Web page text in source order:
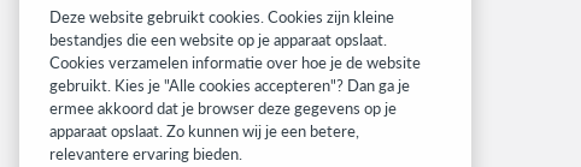
Related sites
OCLC.org
BibFormats
Community
Deze website gebruikt cookies. Cookies zijn kleine
bestandjes die een website op je apparaat opslaat.
Cookies verzamelen informatie over hoe je de website
gebruikt. Kies je "Alle cookies accepteren"? Dan ga je
ermee akkoord dat je browser deze gegevens op je
apparaat opslaat. Zo kunnen wij je een betere,
relevantere ervaring bieden.